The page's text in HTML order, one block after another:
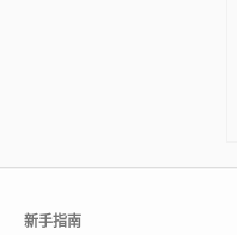
新手指南